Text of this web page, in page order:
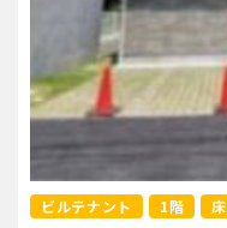
ビルテナント 1階